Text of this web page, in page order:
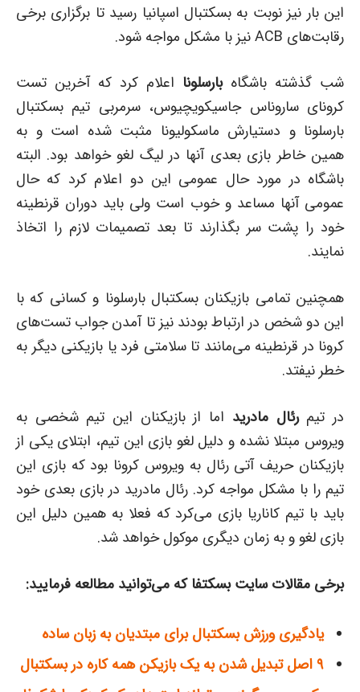
این بار نیز نوبت به بسکتبال اسپانیا رسید تا برگزاری برخی
رقابت‌های ACB نیز با مشکل مواجه شود.
شب گذشته باشگاهبارسلونا اعلام کرد که آخرین تست
کرونای ساروناس جاسیکویچیوس، سرمربی تیم بسکتبال
بارسلونا و دستیارش ماسکولیونا مثبت شده است و به
همین خاطر بازی بعدی آنها در لیگ لغو خواهد بود. البته
باشگاه در مورد حال عمومی این دو اعلام کرد که حال
عمومی آنها مساعد و خوب است ولی باید دوران قرنطینه
خود را پشت سر بگذارند تا بعد تصمیمات لازم را اتخاذ
نمایند.
همچنین تمامی بازیکنان بسکتبال بارسلونا و کسانی که با
این دو شخص در ارتباط بودند نیز تا آمدن جواب تست‌های
کرونا در قرنطینه می‌مانند تا سلامتی فرد یا بازیکنی دیگر به
خطر نیفتد.
در تیمرئال مادرید اما از بازیکنان این تیم شخصی به
ویروس مبتلا نشده و دلیل لغو بازی این تیم، ابتلای یکی از
بازیکنان حریف آتی رئال به ویروس کرونا بود که بازی این
تیم را با مشکل مواجه کرد. رئال مادرید در بازی بعدی خود
باید با تیم کاناریا بازی می‌کرد که فعلا به همین دلیل این
بازی لغو و به زمان دیگری موکول خواهد شد.
برخی مقالات سایت بسکتفا که می‌توانید مطالعه فرمایید:
یادگیری ورزش بسکتبال برای مبتدیان به زبان ساده
۹ اصل تبدیل شدن به یک بازیکن همه کاره در بسکتبال